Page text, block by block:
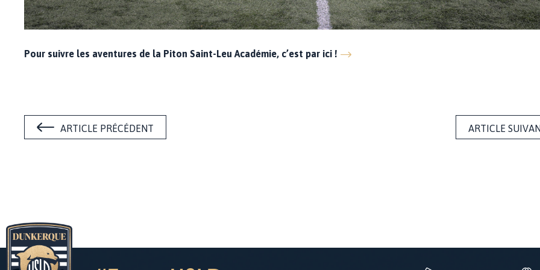
Pour suivre les aventures de la Piton Saint-Leu Académie, c’est par ici !
ARTICLE PRÉCÉDENT ARTICLE